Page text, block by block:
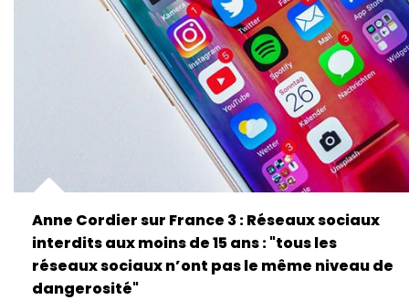
Anne Cordier sur France 3 : Réseaux sociaux
interdits aux moins de 15 ans : "tous les
réseaux sociaux n’ont pas le même niveau de
dangerosité"